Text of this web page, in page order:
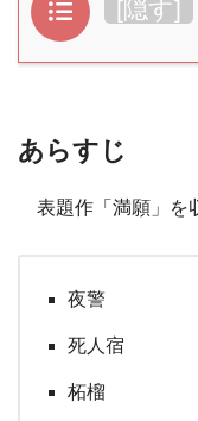
目次 [隠す]
あらすじ
表題作「満願」を
夜警
死人宿
柘榴